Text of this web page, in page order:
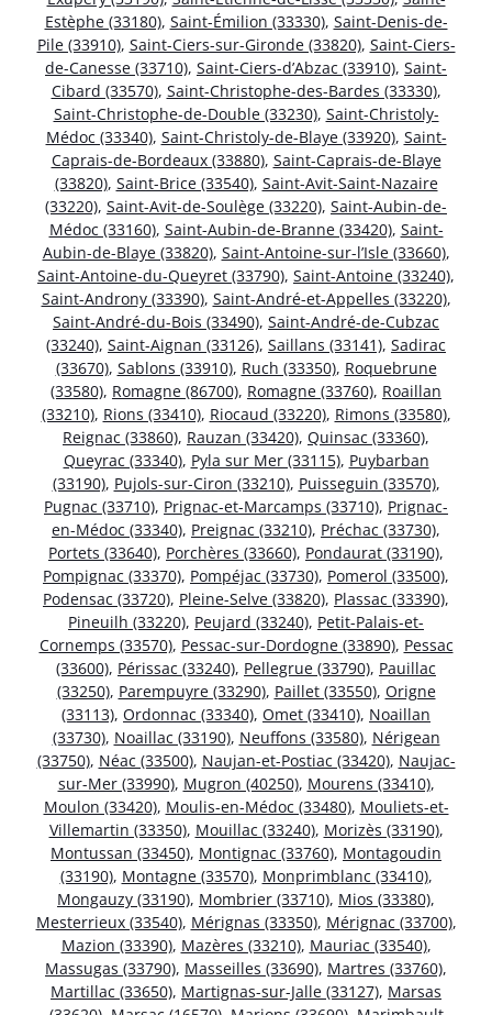
Estèphe (33180), Saint-Émilion (33330), Saint-Denis-de-
Pile (33910), Saint-Ciers-sur-Gironde (33820), Saint-Ciers-
de-Canesse (33710), Saint-Ciers-d’Abzac (33910), Saint-
Cibard (33570), Saint-Christophe-des-Bardes (33330),
Saint-Christophe-de-Double (33230), Saint-Christoly-
Médoc (33340), Saint-Christoly-de-Blaye (33920), Saint-
Caprais-de-Bordeaux (33880), Saint-Caprais-de-Blaye
(33820), Saint-Brice (33540), Saint-Avit-Saint-Nazaire
(33220), Saint-Avit-de-Soulège (33220), Saint-Aubin-de-
Médoc (33160), Saint-Aubin-de-Branne (33420), Saint-
Aubin-de-Blaye (33820), Saint-Antoine-sur-l’Isle (33660),
Saint-Antoine-du-Queyret (33790), Saint-Antoine (33240),
Saint-Androny (33390), Saint-André-et-Appelles (33220),
Saint-André-du-Bois (33490), Saint-André-de-Cubzac
(33240), Saint-Aignan (33126), Saillans (33141), Sadirac
(33670), Sablons (33910), Ruch (33350), Roquebrune
(33580), Romagne (86700), Romagne (33760), Roaillan
(33210), Rions (33410), Riocaud (33220), Rimons (33580),
Reignac (33860), Rauzan (33420), Quinsac (33360),
Queyrac (33340), Pyla sur Mer (33115), Puybarban
(33190), Pujols-sur-Ciron (33210), Puisseguin (33570),
Pugnac (33710), Prignac-et-Marcamps (33710), Prignac-
en-Médoc (33340), Preignac (33210), Préchac (33730),
Portets (33640), Porchères (33660), Pondaurat (33190),
Pompignac (33370), Pompéjac (33730), Pomerol (33500),
Podensac (33720), Pleine-Selve (33820), Plassac (33390),
Pineuilh (33220), Peujard (33240), Petit-Palais-et-
Cornemps (33570), Pessac-sur-Dordogne (33890), Pessac
(33600), Périssac (33240), Pellegrue (33790), Pauillac
(33250), Parempuyre (33290), Paillet (33550), Origne
(33113), Ordonnac (33340), Omet (33410), Noaillan
(33730), Noaillac (33190), Neuffons (33580), Nérigean
(33750), Néac (33500), Naujan-et-Postiac (33420), Naujac-
sur-Mer (33990), Mugron (40250), Mourens (33410),
Moulon (33420), Moulis-en-Médoc (33480), Mouliets-et-
Villemartin (33350), Mouillac (33240), Morizès (33190),
Montussan (33450), Montignac (33760), Montagoudin
(33190), Montagne (33570), Monprimblanc (33410),
Mongauzy (33190), Mombrier (33710), Mios (33380),
Mesterrieux (33540), Mérignas (33350), Mérignac (33700),
Mazion (33390), Mazères (33210), Mauriac (33540),
Massugas (33790), Masseilles (33690), Martres (33760),
Martillac (33650), Martignas-sur-Jalle (33127), Marsas